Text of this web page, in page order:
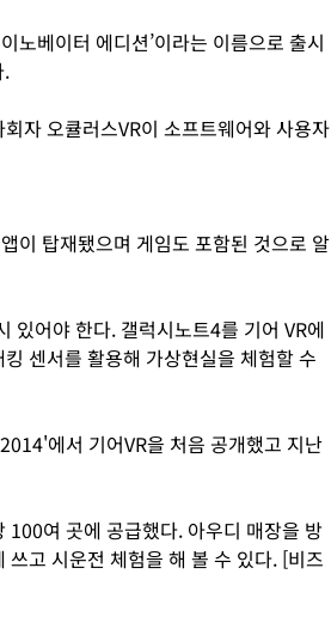
노베이터 에디션’이라는 이름으로 출시
.
자 오큘러스VR이 소프트웨어와 사용자
이 탑재됐으며 게임도 포함된 것으로 알
있어야 한다. 갤럭시노트4를 기어 VR에
센서를 활용해 가상현실을 체험할 수
에서 기어VR을 처음 공개했고 지난
100여 곳에 공급했다. 아우디 매장을 방
고 시운전 체험을 해 볼 수 있다. [비즈